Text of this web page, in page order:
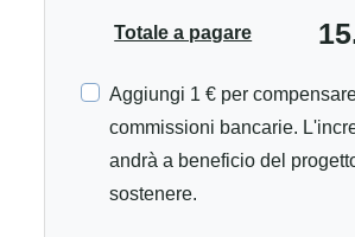
Totale a pagare
Aggiungi 1 € per
commissioni bancarie.
andrà a beneficio del
sostenere.